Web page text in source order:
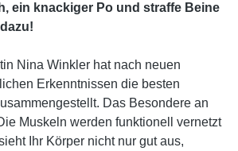
ein knackiger Po und straffe Beine
Nina Winkler hat nach neuen
Erkenntnissen die besten
Das Besondere an
Muskeln werden funktionell vernetzt
Ihr Körper nicht nur gut aus,